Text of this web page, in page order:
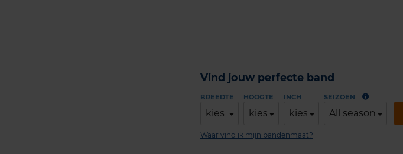
Vind jouw perfecte band
BREEDTE
kies
HOOGTE
kies
INCH
kies
SEIZOEN
All season
Waar vind ik mijn bandenmaat?